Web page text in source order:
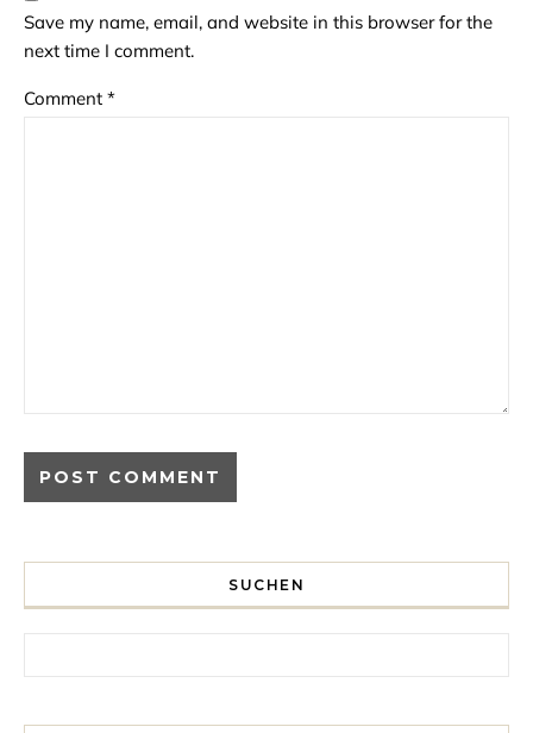
Save my name, email, and website in this browser for the
next time I comment.
Comment *
SUCHEN